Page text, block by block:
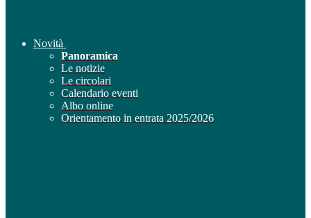
Novità
Panoramica
Le notizie
Le circolari
Calendario eventi
Albo online
Orientamento in entrata 2025/2026